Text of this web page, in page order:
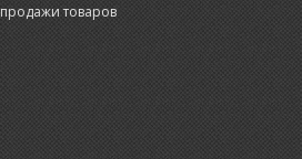
товаров